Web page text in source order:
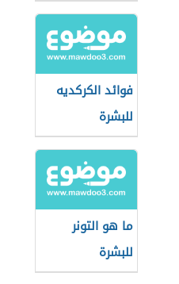
فوائد الكركديه
للبشرة
ما هو التونر
للبشرة